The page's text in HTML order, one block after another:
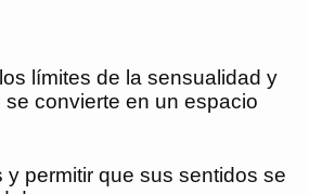
límites de la sensualidad y
convierte en un espacio
permitir que sus sentidos se